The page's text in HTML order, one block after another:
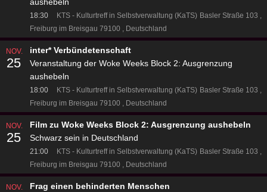
aushebeln
18:30 KTS - Kulturtreff in Selbstverwaltung (KaTS) Basler Straße 103
Freiburg im Breisgau 79100
Deutschland
NOV.
25
inter* Verbündetenschaft
Veranstaltung der Woke Weeks Block 2: Ausgrenzung
aushebeln
18:00 KTS - Kulturtreff in Selbstverwaltung (KaTS) Basler Straße 103
Freiburg im Breisgau 79100
Deutschland
NOV.
25
Film zu Woke Weeks Block 2: Ausgrenzung aushebeln
Schwarz sein in Deutschland
21:00 KTS - Kulturtreff in Selbstverwaltung (KaTS) Basler Straße 103
Freiburg im Breisgau 79100
Deutschland
NOV.
Frag einen behinderten Menschen